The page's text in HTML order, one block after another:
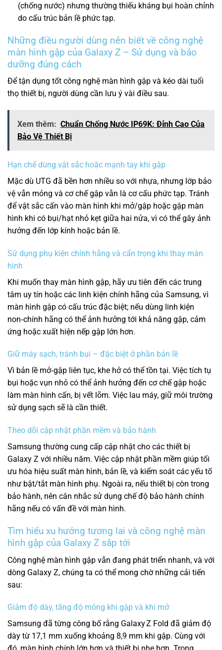
(chống nước) nhưng thường thiếu kháng bụi hoàn chỉnh
do cấu trúc bản lề phức tạp.
Những điều người dùng nên biết về công nghệ
màn hình gập của Galaxy Z – Sử dụng và bảo
dưỡng đúng cách
Để tận dụng tốt công nghệ màn hình gập và kéo dài tuổi
thọ thiết bị, người dùng cần lưu ý vài điều sau.
Xem thêm: Chuẩn Chống Nước IP69K: Đỉnh Cao Của
Bảo Vệ Thiết Bị
Hạn chế dùng vật sắc hoặc mạnh tay khi gập
Mặc dù UTG đã bền hơn nhiều so với nhựa, nhưng lớp bảo
vệ vẫn mỏng và cơ chế gập vẫn là cơ cấu phức tạp. Tránh
để vật sắc cấn vào màn hình khi mở/gập hoặc gập màn
hình khi có bụi/hạt nhỏ kẹt giữa hai nửa, vì có thể gây ảnh
hưởng đến lớp kính hoặc bản lề.
Sử dụng phụ kiện chính hãng và cẩn trọng khi thay màn
hình
Khi muốn thay màn hình gập, hãy ưu tiên đến các trung
tâm uy tín hoặc các linh kiện chính hãng của Samsung, vì
màn hình gập có cấu trúc đặc biệt; nếu dùng linh kiện
non‑chính hãng có thể ảnh hưởng tới khả năng gập, cảm
ứng hoặc xuất hiện nếp gập lớn hơn.
Giữ máy sạch, tránh bụi – đặc biệt ở phần bản lề
Vì bản lề mở‑gập liên tục, khe hở có thể tồn tại. Việc tích tụ
bụi hoặc vụn nhỏ có thể ảnh hưởng đến cơ chế gập hoặc
làm màn hình cấn, bị vết lõm. Việc lau máy, giữ môi trường
sử dụng sạch sẽ là cần thiết.
Theo dõi cập nhật phần mềm và bảo hành
Samsung thường cung cấp cập nhật cho các thiết bị
Galaxy Z với nhiều năm. Việc cập nhật phần mềm giúp tối
ưu hóa hiệu suất màn hình, bản lề, và kiểm soát các yếu tố
như bật/tắt màn hình phụ. Ngoài ra, nếu thiết bị còn trong
bảo hành, nên cân nhắc sử dụng chế độ bảo hành chính
hãng nếu có vấn đề với màn hình.
Tìm hiểu xu hướng tương lai và công nghệ màn
hình gập của Galaxy Z sắp tới
Công nghệ màn hình gập vẫn đang phát triển nhanh, và với
dòng Galaxy Z, chúng ta có thể mong chờ những cải tiến
sau:
Giảm độ dày, tăng độ mỏng khi gập và khi mở
Samsung đã từng công bố rằng Galaxy Z Fold đã giảm độ
dày từ 17,1 mm xuống khoảng 8,9 mm khi gập. Cùng với